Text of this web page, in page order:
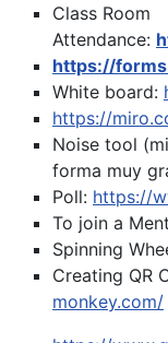
Class Room
Attendance:
https://
White board:
https://
Noise tool
forma muy
Poll: https://
To join a
Spinning
Creating QR
monkey.com/